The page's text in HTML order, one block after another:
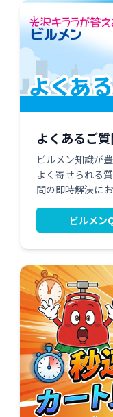
よくあるご
ビルメン知識が
よく寄せられる
問の即時解決に
ビルメン